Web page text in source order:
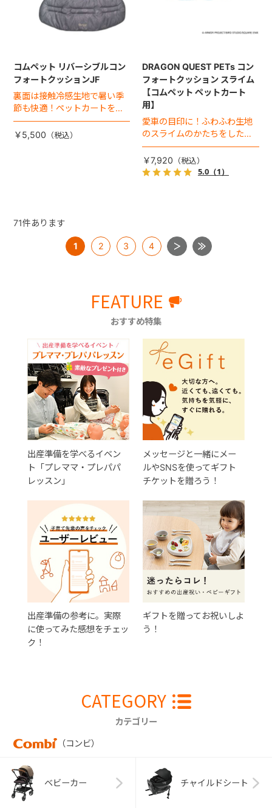
コムペット リバーシブルコン
フォートクッションJF
裏面は接触冷感生地で暑い季
節も快適！ペットカートをお
しゃれに・かわいく・かっこ
よく！
￥5,500
DRAGON QUEST PETs コン
フォートクッション スライム
【コムペット ペットカート
用】
愛車の目印に！ふわふわ生地
のスライムのかたちをした、
あごのせクッション。
￥7,920
5.0（1）
71件あります
1 2 3 4
FEATURE
おすすめ特集
出産準備を学べるイベン
ト「プレママ・プレパパ
レッスン」
メッセージと一緒にメー
ルやSNSを使ってギフト
チケットを贈ろう！
出産準備の参考に。実際
に使ってみた感想をチェッ
ク！
ギフトを贈ってお祝いしよ
う！
CATEGORY
カテゴリー
（コンビ）
ベビーカー チャイルドシート